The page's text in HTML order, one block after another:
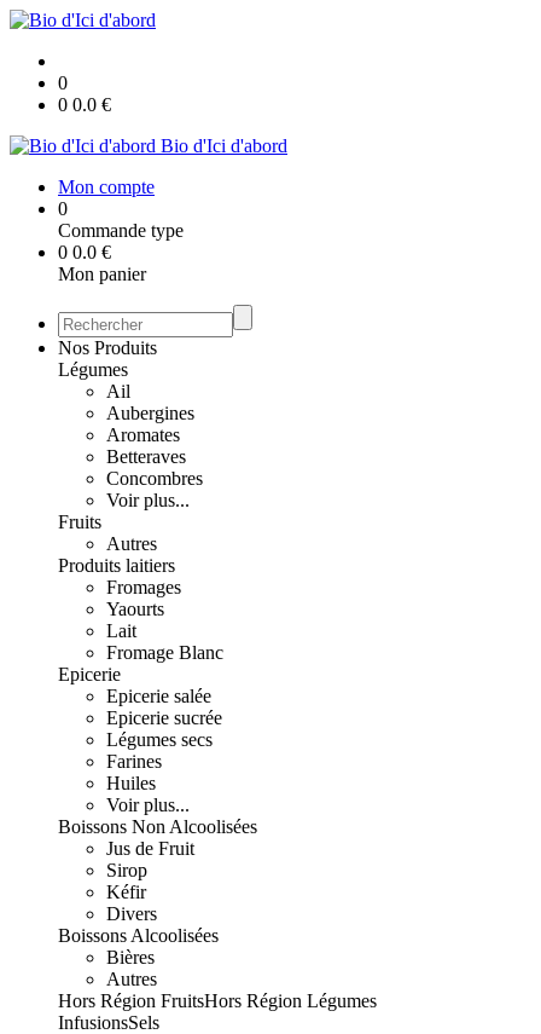
0
0 0.0 €
Bio d'Ici d'abord
Mon compte
0
Commande type
0 0.0 €
Mon panier
Nos Produits
Légumes
Ail
Aubergines
Aromates
Betteraves
Concombres
Voir plus...
Fruits
Autres
Produits laitiers
Fromages
Yaourts
Lait
Fromage Blanc
Epicerie
Epicerie salée
Epicerie sucrée
Légumes secs
Farines
Huiles
Voir plus...
Boissons Non Alcoolisées
Jus de Fruit
Sirop
Kéfir
Divers
Boissons Alcoolisées
Bières
Autres
Hors Région FruitsHors Région Légumes
InfusionsSels